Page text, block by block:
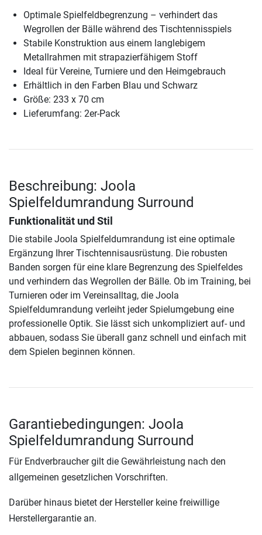
Optimale Spielfeldbegrenzung – verhindert das
Wegrollen der Bälle während des Tischtennisspiels
Stabile Konstruktion aus einem langlebigem
Metallrahmen mit strapazierfähigem Stoff
Ideal für Vereine, Turniere und den Heimgebrauch
Erhältlich in den Farben Blau und Schwarz
Größe: 233 x 70 cm
Lieferumfang: 2er-Pack
Beschreibung: Joola
Spielfeldumrandung Surround
Funktionalität und Stil
Die stabile Joola Spielfeldumrandung ist eine optimale
Ergänzung Ihrer Tischtennisausrüstung. Die robusten
Banden sorgen für eine klare Begrenzung des Spielfeldes
und verhindern das Wegrollen der Bälle. Ob im Training, bei
Turnieren oder im Vereinsalltag, die Joola
Spielfeldumrandung verleiht jeder Spielumgebung eine
professionelle Optik. Sie lässt sich unkompliziert auf- und
abbauen, sodass Sie überall ganz schnell und einfach mit
dem Spielen beginnen können.
Garantiebedingungen: Joola
Spielfeldumrandung Surround
Für Endverbraucher gilt die Gewährleistung nach den
allgemeinen gesetzlichen Vorschriften.
Darüber hinaus bietet der Hersteller keine freiwillige
Herstellergarantie an.